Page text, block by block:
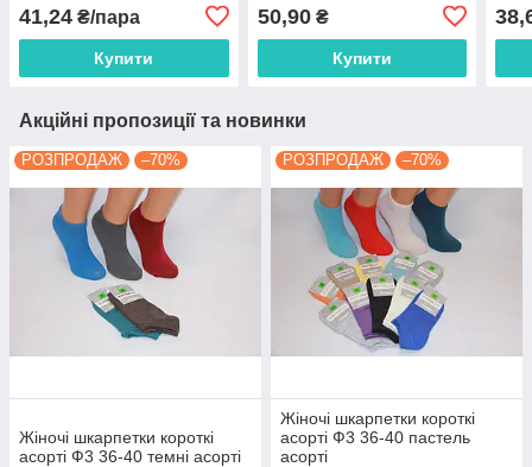
41,24 ₴/пара
Купити
50,90₴
Купити
Акційні пропозиції та новинки
РОЗПРОДАЖ –70%
Жіночі шкарпетки короткі
асорті Ф3 36-40 темні асорті
РОЗПРОДАЖ –70%
Жіночі шкарпетки короткі
асорті Ф3 36-40 пастель
асорті